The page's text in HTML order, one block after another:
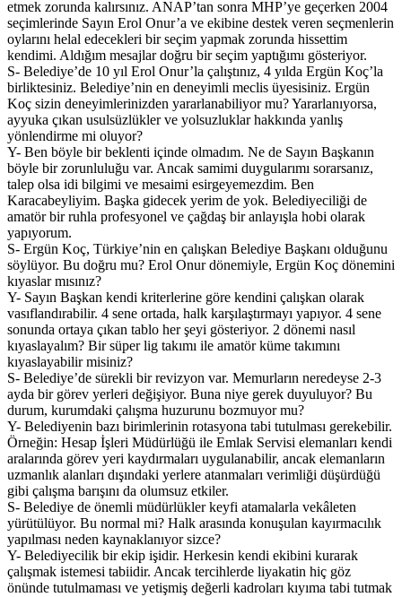
etmek zorunda kalırsınız. ANAP’tan sonra MHP’ye geçerken 2004
seçimlerinde Sayın Erol Onur’a ve ekibine destek veren seçmenlerin
oylarını helal edecekleri bir seçim yapmak zorunda hissettim
kendimi. Aldığım mesajlar doğru bir seçim yaptığımı gösteriyor.
S- Belediye’de 10 yıl Erol Onur’la çalıştınız, 4 yılda Ergün Koç’la
birliktesiniz. Belediye’nin en deneyimli meclis üyesisiniz. Ergün
Koç sizin deneyimlerinizden yararlanabiliyor mu? Yararlanıyorsa,
ayyuka çıkan usulsüzlükler ve yolsuzluklar hakkında yanlış
yönlendirme mi oluyor?
Y- Ben böyle bir beklenti içinde olmadım. Ne de Sayın Başkanın
böyle bir zorunluluğu var. Ancak samimi duygularımı sorarsanız,
talep olsa idi bilgimi ve mesaimi esirgeyemezdim. Ben
Karacabeyliyim. Başka gidecek yerim de yok. Belediyeciliği de
amatör bir ruhla profesyonel ve çağdaş bir anlayışla hobi olarak
yapıyorum.
S- Ergün Koç, Türkiye’nin en çalışkan Belediye Başkanı olduğunu
söylüyor. Bu doğru mu? Erol Onur dönemiyle, Ergün Koç dönemini
kıyaslar mısınız?
Y- Sayın Başkan kendi kriterlerine göre kendini çalışkan olarak
vasıflandırabilir. 4 sene ortada, halk karşılaştırmayı yapıyor. 4 sene
sonunda ortaya çıkan tablo her şeyi gösteriyor. 2 dönemi nasıl
kıyaslayalım? Bir süper lig takımı ile amatör küme takımını
kıyaslayabilir misiniz?
S- Belediye’de sürekli bir revizyon var. Memurların neredeyse 2-3
ayda bir görev yerleri değişiyor. Buna niye gerek duyuluyor? Bu
durum, kurumdaki çalışma huzurunu bozmuyor mu?
Y- Belediyenin bazı birimlerinin rotasyona tabi tutulması gerekebilir.
Örneğin: Hesap İşleri Müdürlüğü ile Emlak Servisi elemanları kendi
aralarında görev yeri kaydırmaları uygulanabilir, ancak elemanların
uzmanlık alanları dışındaki yerlere atanmaları verimliği düşürdüğü
gibi çalışma barışını da olumsuz etkiler.
S- Belediye de önemli müdürlükler keyfi atamalarla vekâleten
yürütülüyor. Bu normal mi? Halk arasında konuşulan kayırmacılık
yapılması neden kaynaklanıyor sizce?
Y- Belediyecilik bir ekip işidir. Herkesin kendi ekibini kurarak
çalışmak istemesi tabiidir. Ancak tercihlerde liyakatin hiç göz
önünde tutulmaması ve yetişmiş değerli kadroları kıyıma tabi tutmak